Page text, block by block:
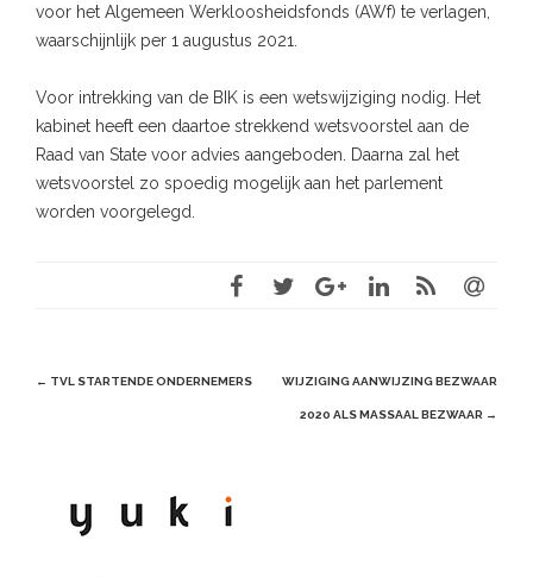
voor het Algemeen Werkloosheidsfonds (AWf) te verlagen,
waarschijnlijk per 1 augustus 2021.
Voor intrekking van de BIK is een wetswijziging nodig. Het
kabinet heeft een daartoe strekkend wetsvoorstel aan de
Raad van State voor advies aangeboden. Daarna zal het
wetsvoorstel zo spoedig mogelijk aan het parlement
worden voorgelegd.
Post
← TVL STARTENDE ONDERNEMERS WIJZIGING AANWIJZING BEZWAAR
2020 ALS MASSAAL BEZWAAR →